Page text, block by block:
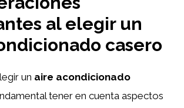
al elegir un
casero
un aire acondicionado
tener en cuenta aspectos